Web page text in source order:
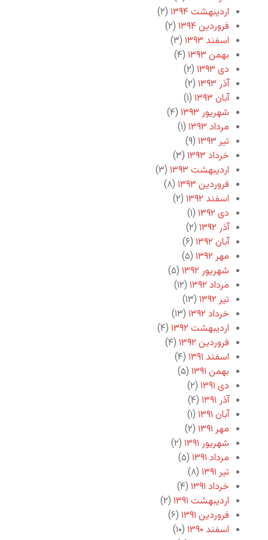
اردیبهشت ۱۳۹۴
(۲)
فروردین ۱۳۹۴
(۲)
اسفند ۱۳۹۳
(۳)
بهمن ۱۳۹۳
(۴)
دی ۱۳۹۳
(۲)
آذر ۱۳۹۳
(۲)
آبان ۱۳۹۳
(۱)
شهریور ۱۳۹۳
(۴)
مرداد ۱۳۹۳
(۱)
تیر ۱۳۹۳
(۹)
خرداد ۱۳۹۳
(۳)
اردیبهشت ۱۳۹۳
(۳)
فروردین ۱۳۹۳
(۸)
اسفند ۱۳۹۲
(۲)
دی ۱۳۹۲
(۱)
آذر ۱۳۹۲
(۲)
آبان ۱۳۹۲
(۶)
مهر ۱۳۹۲
(۵)
شهریور ۱۳۹۲
(۵)
مرداد ۱۳۹۲
(۱۲)
تیر ۱۳۹۲
(۱۳)
خرداد ۱۳۹۲
(۱۳)
اردیبهشت ۱۳۹۲
(۴)
فروردین ۱۳۹۲
(۴)
اسفند ۱۳۹۱
(۴)
بهمن ۱۳۹۱
(۵)
دی ۱۳۹۱
(۲)
آذر ۱۳۹۱
(۴)
آبان ۱۳۹۱
(۱)
مهر ۱۳۹۱
(۲)
شهریور ۱۳۹۱
(۲)
مرداد ۱۳۹۱
(۵)
تیر ۱۳۹۱
(۸)
خرداد ۱۳۹۱
(۴)
اردیبهشت ۱۳۹۱
(۲)
فروردین ۱۳۹۱
(۶)
اسفند ۱۳۹۰
(۱۰)